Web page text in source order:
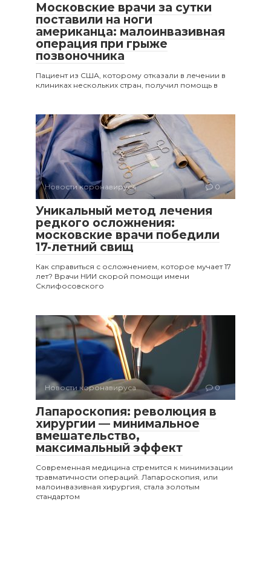
Московские врачи за сутки
поставили на ноги
американца: малоинвазивная
операция при грыже
позвоночника
Пациент из США, которому отказали в лечении в
клиниках нескольких стран, получил помощь в
Новости коронавируса 0
Уникальный метод лечения
редкого осложнения:
московские врачи победили
17-летний свищ
Как справиться с осложнением, которое мучает 17
лет? Врачи НИИ скорой помощи имени
Склифосовского
Новости коронавируса 0
Лапароскопия: революция в
хирургии — минимальное
вмешательство,
максимальный эффект
Современная медицина стремится к минимизации
травматичности операций. Лапароскопия, или
малоинвазивная хирургия, стала золотым
стандартом